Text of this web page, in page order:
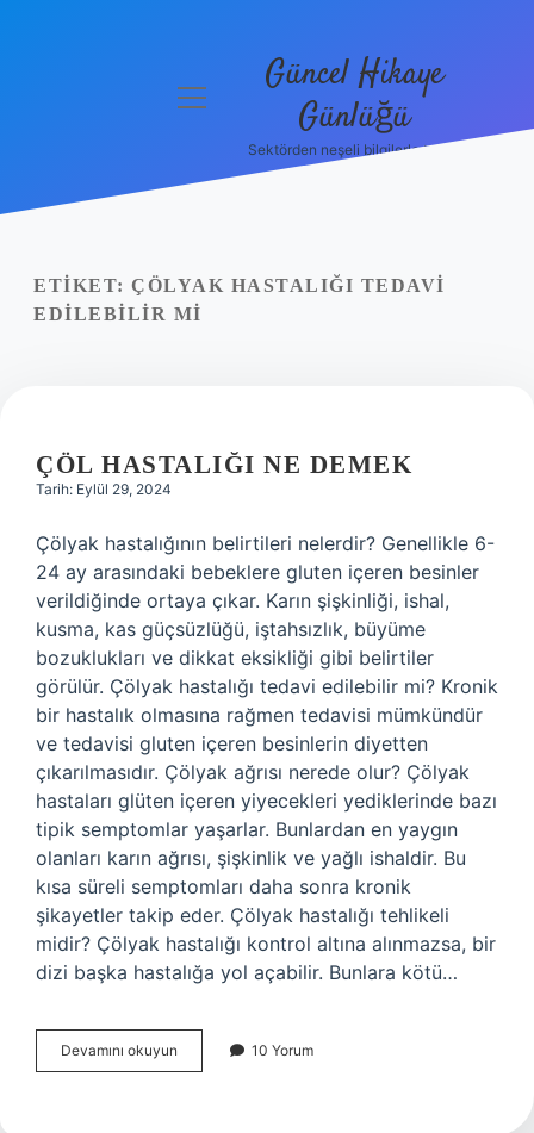
Yasal Uyarı
menüyü
Güncel Hikaye
Günlüğü
Sektörden neşeli bilgilerle tanış!
ETIKET: ÇÖLYAK HASTALIĞI TEDAVI
EDILEBILIR MI
ÇÖL HASTALIĞI NE DEMEK
Tarih: Eylül 29, 2024
Çölyak hastalığının belirtileri nelerdir? Genellikle 6-
24 ay arasındaki bebeklere gluten içeren besinler
verildiğinde ortaya çıkar. Karın şişkinliği, ishal,
kusma, kas güçsüzlüğü, iştahsızlık, büyüme
bozuklukları ve dikkat eksikliği gibi belirtiler
görülür. Çölyak hastalığı tedavi edilebilir mi? Kronik
bir hastalık olmasına rağmen tedavisi mümkündür
ve tedavisi gluten içeren besinlerin diyetten
çıkarılmasıdır. Çölyak ağrısı nerede olur? Çölyak
hastaları glüten içeren yiyecekleri yediklerinde bazı
tipik semptomlar yaşarlar. Bunlardan en yaygın
olanları karın ağrısı, şişkinlik ve yağlı ishaldir. Bu
kısa süreli semptomları daha sonra kronik
şikayetler takip eder. Çölyak hastalığı tehlikeli
midir? Çölyak hastalığı kontrol altına alınmazsa, bir
dizi başka hastalığa yol açabilir. Bunlara kötü…
Devamını okuyun
Hastalığı
10 Yorum